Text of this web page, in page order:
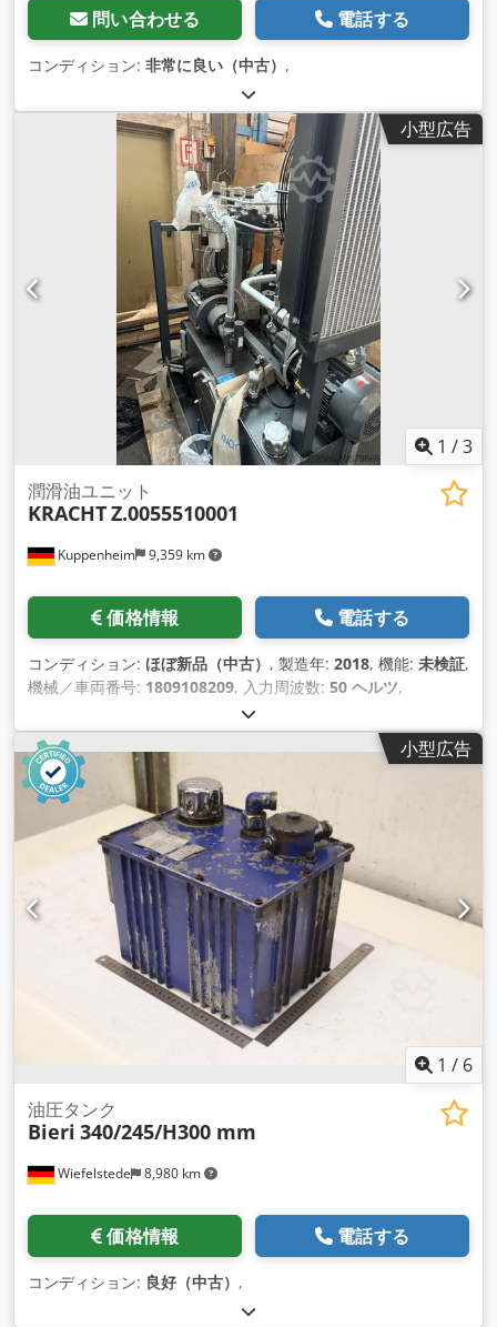
問い合わせる 電話する
コンディション: 非常に良い（中古） ,
小型広告
1 /3
Kuppenheim 9,359 km
潤滑油ユニット
KRACHTZ.0055510001
価格情報 電話する
コンディション: ほぼ新品（中古） , 製造年: 2018, 機能: 未検証,
機械／車両番号: 1809108209, 入力周波数: 50 ヘルツ,
小型広告
1 / 6
Wiefelstede 8,980 km
油圧タンク
Bieri 340/245/H300 mm
価格情報 電話する
コンディション: 良好（中古） ,